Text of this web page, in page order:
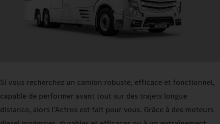
Si vous recherchez un camion robuste, efficace et fonctionnel,
capable de performer avant tout sur des trajets longue
distance, alors l'Actros est fait pour vous. Grâce à des moteurs